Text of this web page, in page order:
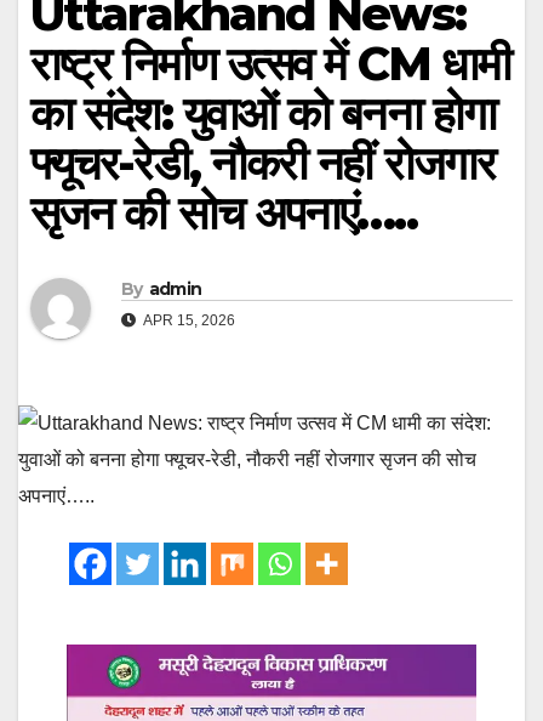
Uttarakhand News:
राष्ट्र निर्माण उत्सव में CM धामी
का संदेश: युवाओं को बनना होगा
फ्यूचर-रेडी, नौकरी नहीं रोजगार
सृजन की सोच अपनाएं…..
By admin
APR 15, 2026